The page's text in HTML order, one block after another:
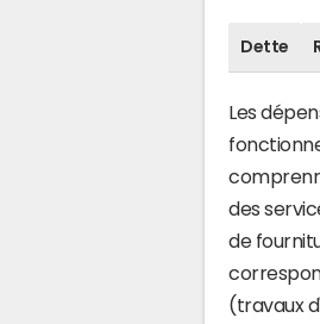
Dette
Les
des
de
(travaux